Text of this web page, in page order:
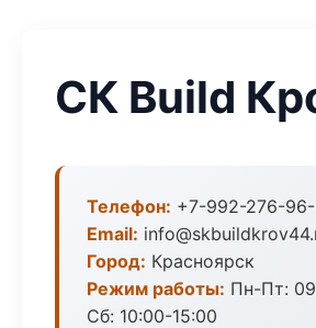
СК Build
Телефон: +7-992-276-96-
Email:
Город: Красноярск
Режим работы: Пн-Пт:
Сб: 10:00-15:00